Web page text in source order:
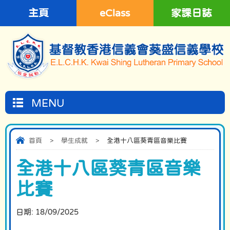
主頁 eClass 家課日誌
MENU
首頁 > 學生成就 > 全港十八區葵青區音樂比賽
全港十八區葵青區音樂
比賽
日期: 18/09/2025